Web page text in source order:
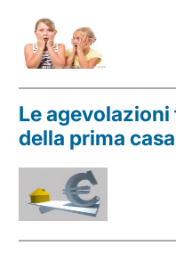
Le
della prima casa